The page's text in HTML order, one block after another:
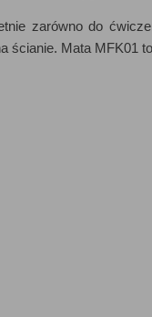
zarówno do
ścianie. Mata MFK01